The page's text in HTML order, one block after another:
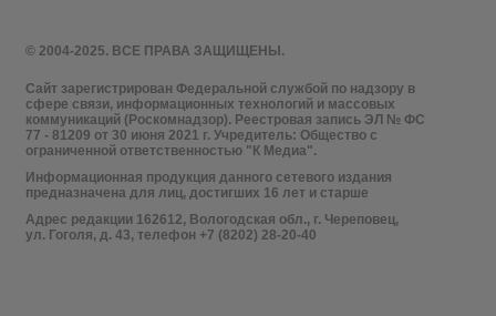
© 2004-2025. ВСЕ ПРАВА ЗАЩИЩЕНЫ.
Сайт зарегистрирован Федеральной службой по надзору в
сфере связи, информационных технологий и массовых
коммуникаций (Роскомнадзор). Реестровая запись ЭЛ № ФС
77 - 81209 от 30 июня 2021 г. Учредитель: Общество с
ограниченной ответственностью "К Медиа".
Информационная продукция данного сетевого издания
предназначена для лиц, достигших 16 лет и старше
Адрес редакции 162612, Вологодская обл., г. Череповец,
ул. Гоголя, д. 43, телефон +7 (8202) 28-20-40